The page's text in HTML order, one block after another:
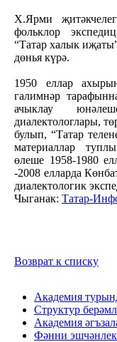
Х.Ярми
фольклор
“Татар халык
дөнья күрә.
1950 еллар
галимнәр
ачыклау
диалектологлары,
булып, “Татар
материаллар
өлеше 1958-1980
-2008 елларда
диалектологик
Чыганак: Татар-
Возврат к списку
Академия
Структур
Академия
Фәнни эшчәнлек